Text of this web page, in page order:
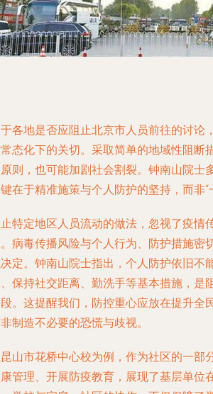
各地是否应阻止北京市人员前往的讨论
态化下的关切。采取简单的地域性阻断
则，也可能加剧社会割裂。钟南山院士
在于精准施策与个人防护的坚持，而非“
特定地区人员流动的做法，忽视了疫情
病毒传播风险与个人行为、防护措施密
定。钟南山院士指出，个人防护依旧不
保持社交距离、勤洗手等基本措施，是
。这提醒我们，防控重心应放在提升全
制造不必要的恐慌与歧视。
山市花桥中心校为例，作为社区的一部
管理、开展防疫教育，展现了基层单位